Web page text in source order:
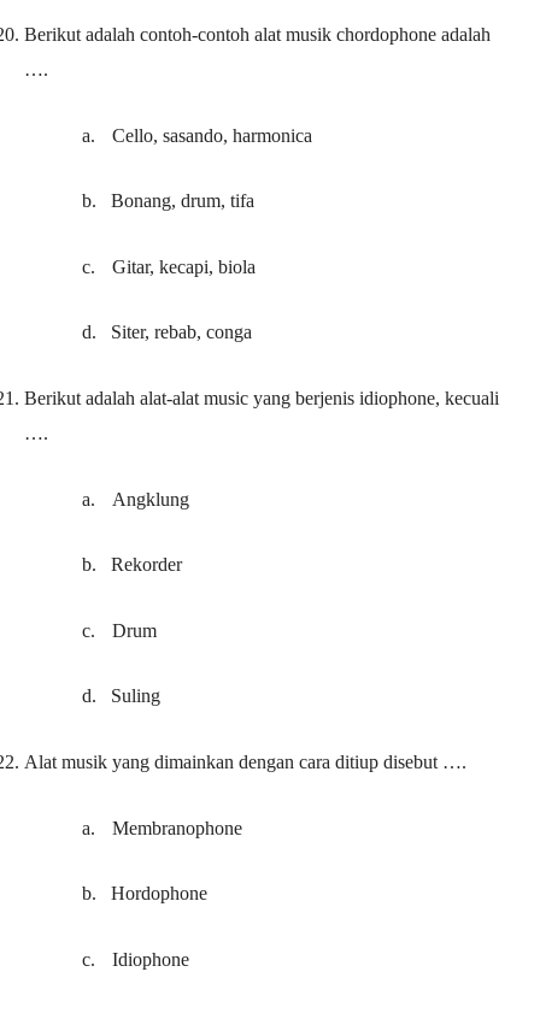
Berikut adalah contoh-contoh alat musik chordophone adalah
….
a. Cello, sasando, harmonica
b. Bonang, drum, tifa
c. Gitar, kecapi, biola
d. Siter, rebab, conga
Berikut adalah alat-alat music yang berjenis idiophone, kecuali
….
a. Angklung
b. Rekorder
c. Drum
d. Suling
Alat musik yang dimainkan dengan cara ditiup disebut ….
a. Membranophone
b. Hordophone
c. Idiophone